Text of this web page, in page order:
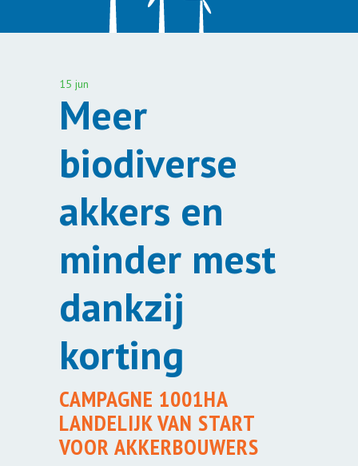
15 jun
Meer
biodiverse
akkers en
minder mest
dankzij
korting
CAMPAGNE 1001HA
LANDELIJK VAN START
VOOR AKKERBOUWERS